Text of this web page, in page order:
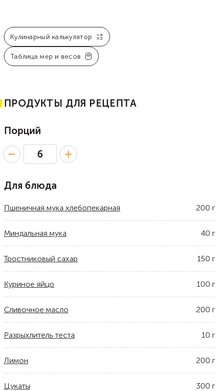
Кулинарный калькулятор
Таблица мер и весов
ПРОДУКТЫ ДЛЯ РЕЦЕПТА
Порций
Для блюда
Пшеничная мука хлебопекарная 200 г
Миндальная мука 40 г
Тростниковый сахар 150 г
Куриное яйцо 100 г
Сливочное масло 200 г
Разрыхлитель теста 10 г
Лимон 200 г
Цукаты 300 г